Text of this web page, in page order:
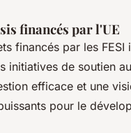
financés par l'UE
financés par les
initiatives de soutien
efficace et une
pour le